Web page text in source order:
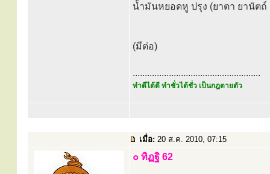
น้ำมันหยอดหู ปรุง (ยาตา ยานัตถ์
(มีต่อ)
.....................................................
ทำดีได้ดี ทำชั่วได้ชั่ว เป็นกฎตายตัว
เมื่อ: 20 ส.ค. 2010, 07:15
๐ ทิฏฐิ 62